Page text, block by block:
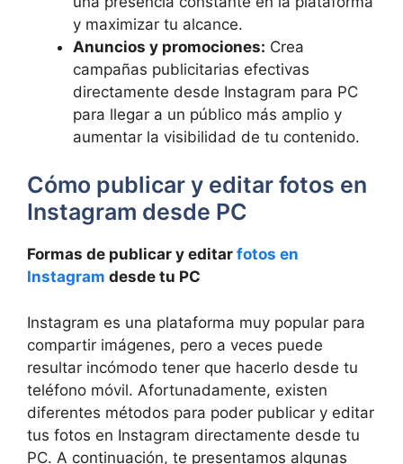
⁤y maximizar tu alcance.
Anuncios y ⁣promociones: Crea
campañas publicitarias efectivas‌
directamente desde⁤ Instagram ⁤para​ PC‍
para llegar a ‍un ⁤público más ‌amplio y
aumentar ‌la visibilidad de tu contenido.
Cómo publicar y editar fotos en
Instagram⁤ desde ‍PC
Formas de publicar y ⁤editar fotos en
Instagram ‌desde tu ⁢PC
Instagram​ es una plataforma muy⁤ popular para
compartir imágenes, pero‌ a ⁣veces puede
resultar incómodo tener que ⁤hacerlo desde tu
teléfono móvil. Afortunadamente, ‍existen
diferentes métodos para poder publicar‌ y⁢ editar
tus​ fotos en ⁣Instagram‌ directamente desde tu
PC.⁤ A continuación, te presentamos algunas